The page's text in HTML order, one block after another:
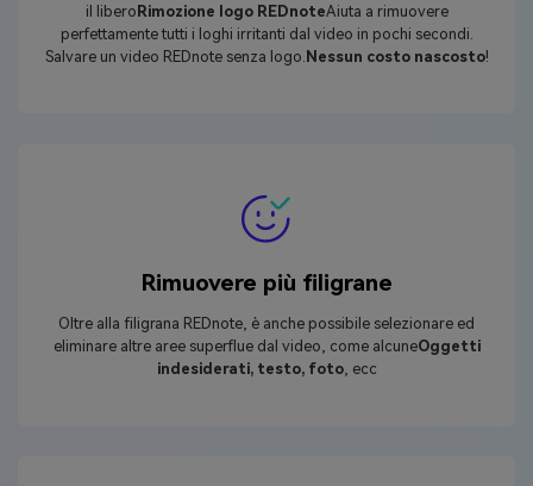
il libero Rimozione logo REDnoteAiuta a rimuovere
perfettamente tutti i loghi irritanti dal video in pochi secondi.
Salvare un video REDnote senza logo. Nessun costo nascosto!
Rimuovere più filigrane
Oltre alla filigrana REDnote, è anche possibile selezionare ed
eliminare altre aree superflue dal video, come alcuneOggetti
indesiderati, testo, foto, ecc